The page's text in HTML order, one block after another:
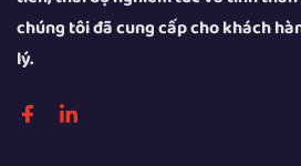
chúng tôi đã cung cấp cho khách
lý.